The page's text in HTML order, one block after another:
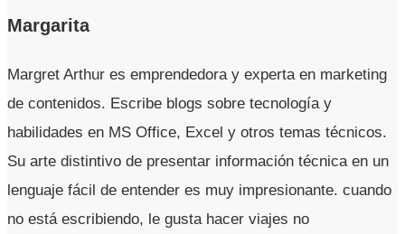
Margarita
Margret Arthur es emprendedora y experta en marketing
de contenidos. Escribe blogs sobre tecnología y
habilidades en MS Office, Excel y otros temas técnicos.
Su arte distintivo de presentar información técnica en un
lenguaje fácil de entender es muy impresionante. cuando
no está escribiendo, le gusta hacer viajes no